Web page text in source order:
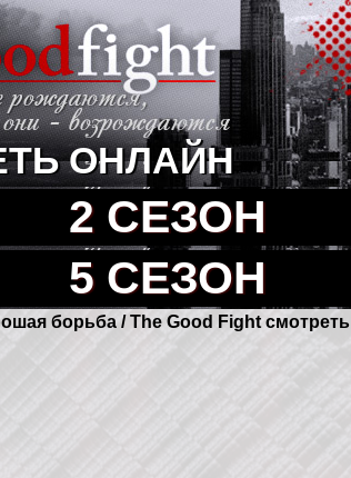
ОНЛАЙН
2 СЕЗОН
5 СЕЗОН
борьба / The Good Fight